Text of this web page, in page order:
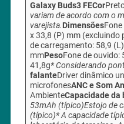
Galaxy Buds3 FECor
variam de acordo com o
varejista.DimensõesFone
x 33,8 (P) mm
de carregamento: 58,9
mmPesoFone de ouvido:
41,8g* Considerando
falanteDriver dinâmico
microfonesANC e Som
AmbienteCapacidade da
53mAh (típico)Estojo de
(típico)* A capacidade